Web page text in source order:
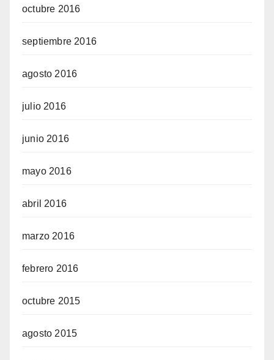
octubre 2016
septiembre 2016
agosto 2016
julio 2016
junio 2016
mayo 2016
abril 2016
marzo 2016
febrero 2016
octubre 2015
agosto 2015